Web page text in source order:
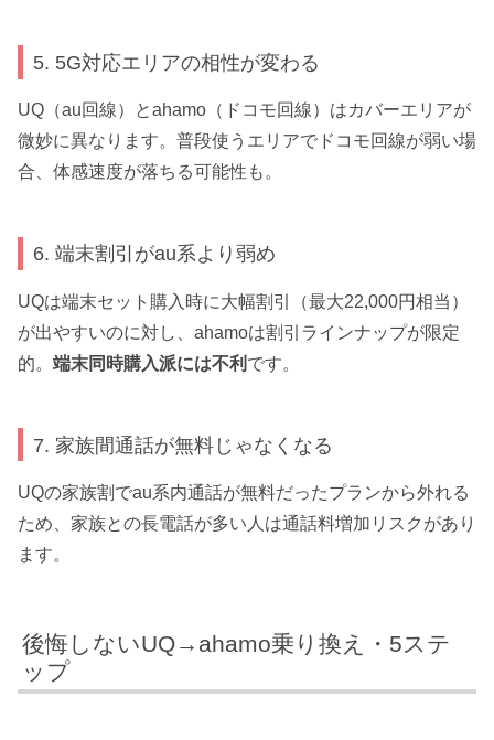
5. 5G対応エリアの相性が変わる
UQ（au回線）とahamo（ドコモ回線）はカバーエリアが
微妙に異なります。普段使うエリアでドコモ回線が弱い場
合、体感速度が落ちる可能性も。
6. 端末割引がau系より弱め
UQは端末セット購入時に大幅割引（最大22,000円相当）
が出やすいのに対し、ahamoは割引ラインナップが限定
的。 端末同時購入派には不利 です。
7. 家族間通話が無料じゃなくなる
UQの家族割でau系内通話が無料だったプランから外れる
ため、家族との長電話が多い人は通話料増加リスクがあり
ます。
後悔しないUQ→ahamo乗り換え・5ステ
ップ